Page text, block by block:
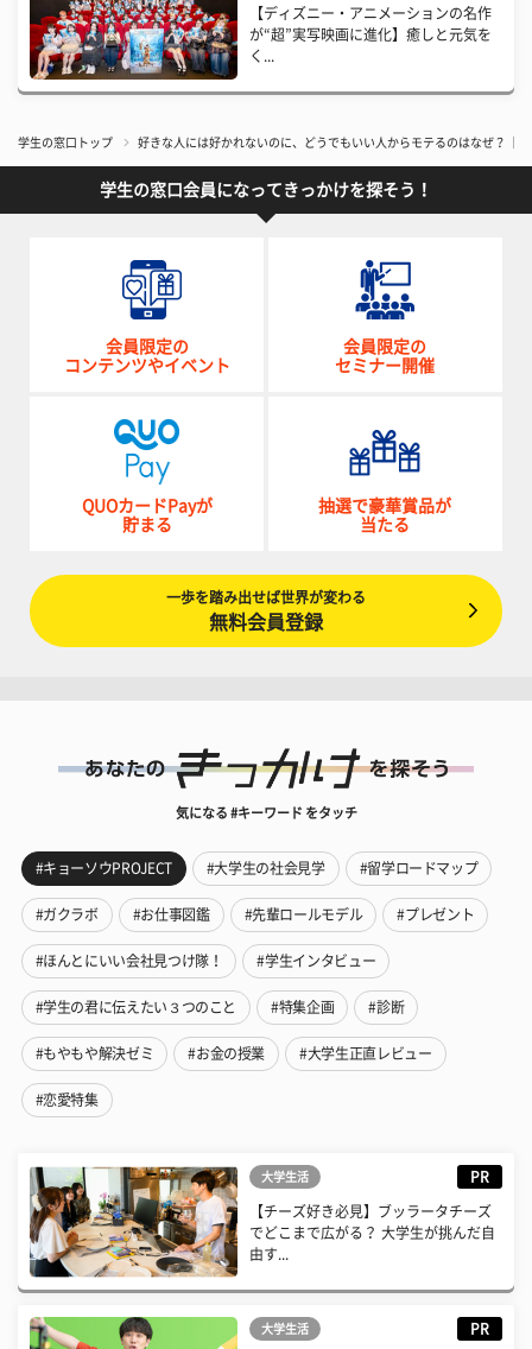
【ディズニー・アニメーションの名作
が“超”実写映画に進化】癒しと元気を
く...
学生の窓口トップ 好きな人には好かれないのに、どうでもいい人からモテるのはなぜ？【
学生の窓口会員になってきっかけを探そう！
会員限定の
コンテンツやイベント
会員限定の
セミナー開催
QUOカードPayが
貯まる
抽選で豪華賞品が
当たる
一歩を踏み出せば世界が変わる
無料会員登録
気になる #キーワード をタッチ
#キョーソウPROJECT #大学生の社会見学 #留学ロードマップ
#ガクラボ #お仕事図鑑 #先輩ロールモデル #プレゼント
#ほんとにいい会社見つけ隊！ #学生インタビュー
#学生の君に伝えたい３つのこと #特集企画 #診断
#もやもや解決ゼミ #お金の授業 #大学生正直レビュー
#恋愛特集
大学生活 PR
【チーズ好き必見】ブッラータチーズ
でどこまで広がる？ 大学生が挑んだ自
由す...
大学生活 PR